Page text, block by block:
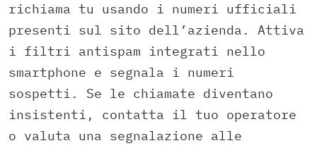
richiama tu usando i numeri ufficiali
presenti sul sito dell’azienda. Attiva
i filtri antispam integrati nello
smartphone e segnala i numeri
sospetti. Se le chiamate diventano
insistenti, contatta il tuo operatore
o valuta una segnalazione alle